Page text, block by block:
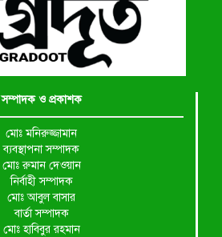
সম্পাদক ও প্রকাশক
মোঃ মনিরুজ্জামান
ব্যবস্থাপনা সম্পাদক
মোঃ রুমান দেওয়ান
নির্বাহী সম্পাদক
মোঃ আবুল বাসার
বার্তা সম্পাদক
মোঃ হাবিবুর রহমান